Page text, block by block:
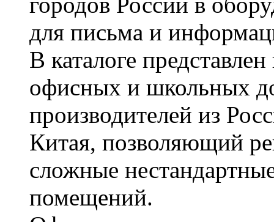
для письма и
В каталоге
офисных и школьных
производителей из
Китая, позволяющий
сложные
помещений.